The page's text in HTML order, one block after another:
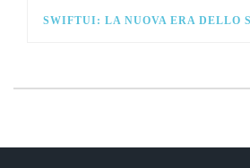
SWIFTUI: LA NUOVA ERA DELLO